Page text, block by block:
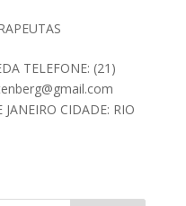
TELEFONE: (21)
CIDADE: RIO